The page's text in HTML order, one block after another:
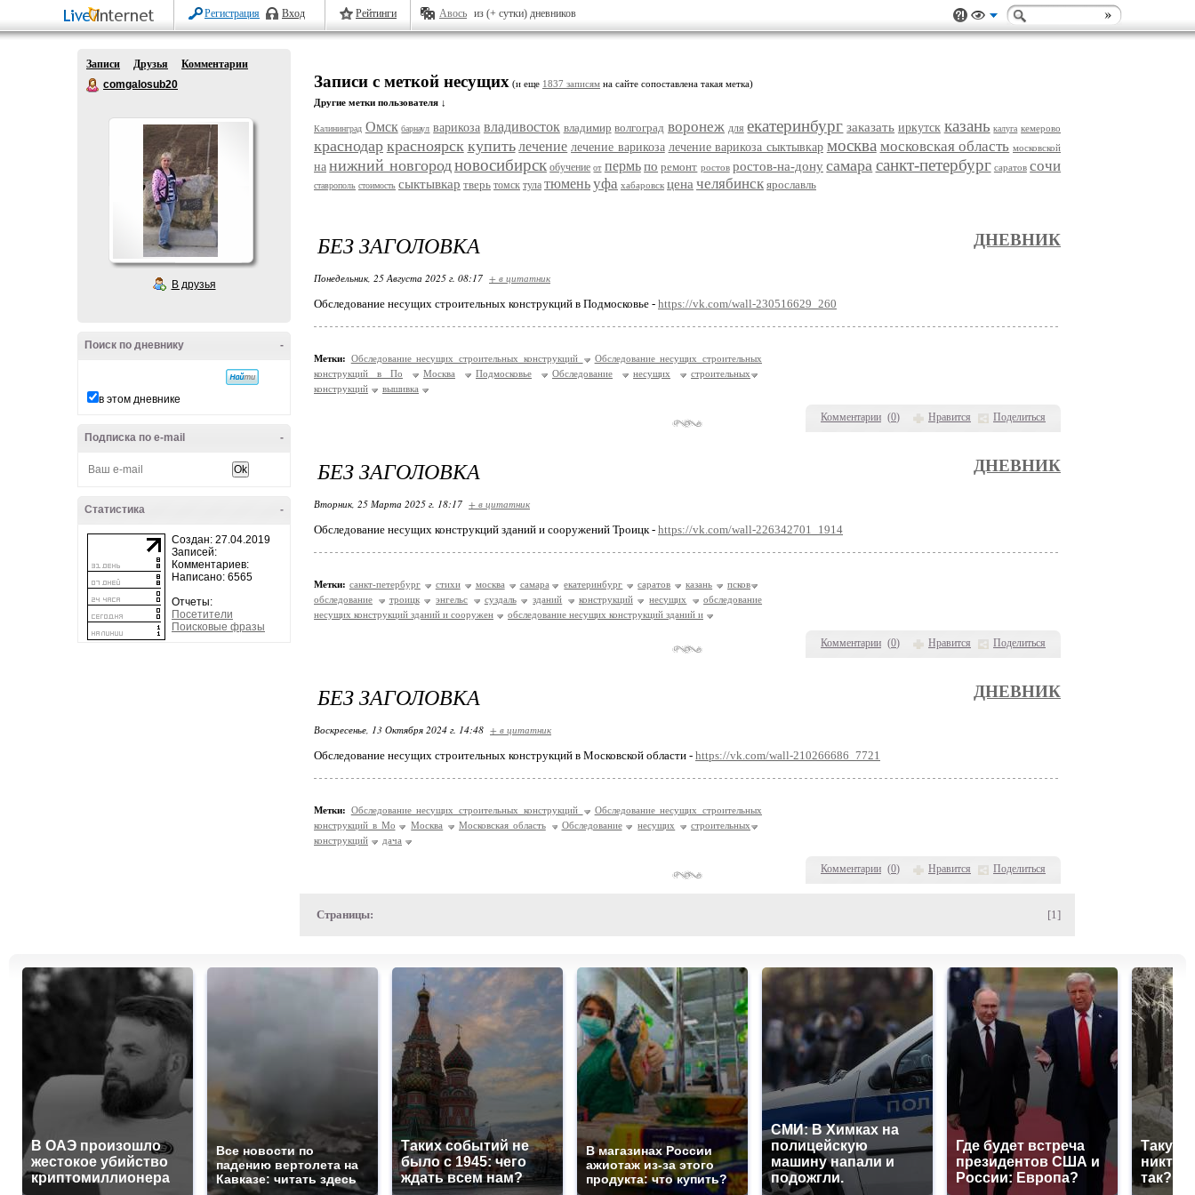
Регистрация Вход Рейтинги Авось из (+ сутки) дневников
Записи Друзья
Комментарии
comgalosub20
В друзья
-
Поиск по дневнику
в этом дневнике
-
Подписка по e-mail
-
Статистика
Создан: 27.04.2019
Записей:
Комментариев:
Написано: 6565
Отчеты:
Посетители
Поисковые фразы
Записи с меткой несущих (и еще 1837 записям на сайте сопоставлена такая метка)
Другие метки пользователя ↓
Калининград Омск барнаул варикоза владивосток владимир волгоград воронеж для екатеринбург заказать иркутск казань калуга кемерово
краснодар красноярск купить лечение лечение варикоза лечение варикоза сыктывкар москва московская область московской
на нижний новгородновосибирск обучение от пермь по ремонт ростов ростов-на-дону самара санкт-петербург саратов сочи
ставрополь стоимость сыктывкар тверь томск тула тюменьуфа хабаровск цена челябинск ярославль
Комментарии (0) Нравится Поделиться
БЕЗ ЗАГОЛОВКА ДНЕВНИК
Понедельник, 25 Августа 2025 г. 08:17 + в цитатник
Обследование несущих строительных конструкций в Подмосковье - https://vk.com/wall-230516629_260
Метки: Обследование несущих строительных конструкций
Обследование несущих строительных
конструкций в По
Москва Подмосковье Обследование несущих
строительных
конструкций
вышивка
Комментарии (0) Нравится Поделиться
БЕЗ ЗАГОЛОВКА ДНЕВНИК
Вторник, 25 Марта 2025 г. 18:17 + в цитатник
Обследование несущих конструкций зданий и сооружений Троицк - https://vk.com/wall-226342701_1914
Метки: санкт-петербург стихи москва самара екатеринбург саратов казань
псков
обследование
троицк энгельс суздаль зданий конструкций несущих
обследование
несущих конструкций зданий и сооружен
обследование несущих конструкций зданий и
Комментарии (0) Нравится Поделиться
БЕЗ ЗАГОЛОВКА ДНЕВНИК
Воскресенье, 13 Октября 2024 г. 14:48 + в цитатник
Обследование несущих строительных конструкций в Московской области - https://vk.com/wall-210266686_7721
Метки: Обследование несущих строительных конструкций
Обследование несущих строительных
конструкций в Мо
Москва Московская область Обследование несущих
строительных
конструкций
дача
Страницы: [1]
В ОАЭ произошло
жестокое убийство
криптомиллионера
Все новости по
падению вертолета на
Кавказе: читать здесь
Таких событий не
было с 1945: чего
ждать всем нам?
В магазинах России
ажиотаж из-за этого
продукта: что купить?
СМИ: В Химках на
полицейскую
машину напали и
подожгли.
Где будет встреча
президентов США и
России: Европа?
Такую
никто
так?!